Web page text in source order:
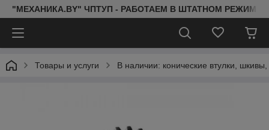
"МЕХАНИКА.BY" ЧПТУП - РАБОТАЕМ В ШТАТНОМ РЕЖИМЕ
Товары и услуги В наличии: конические втулки,